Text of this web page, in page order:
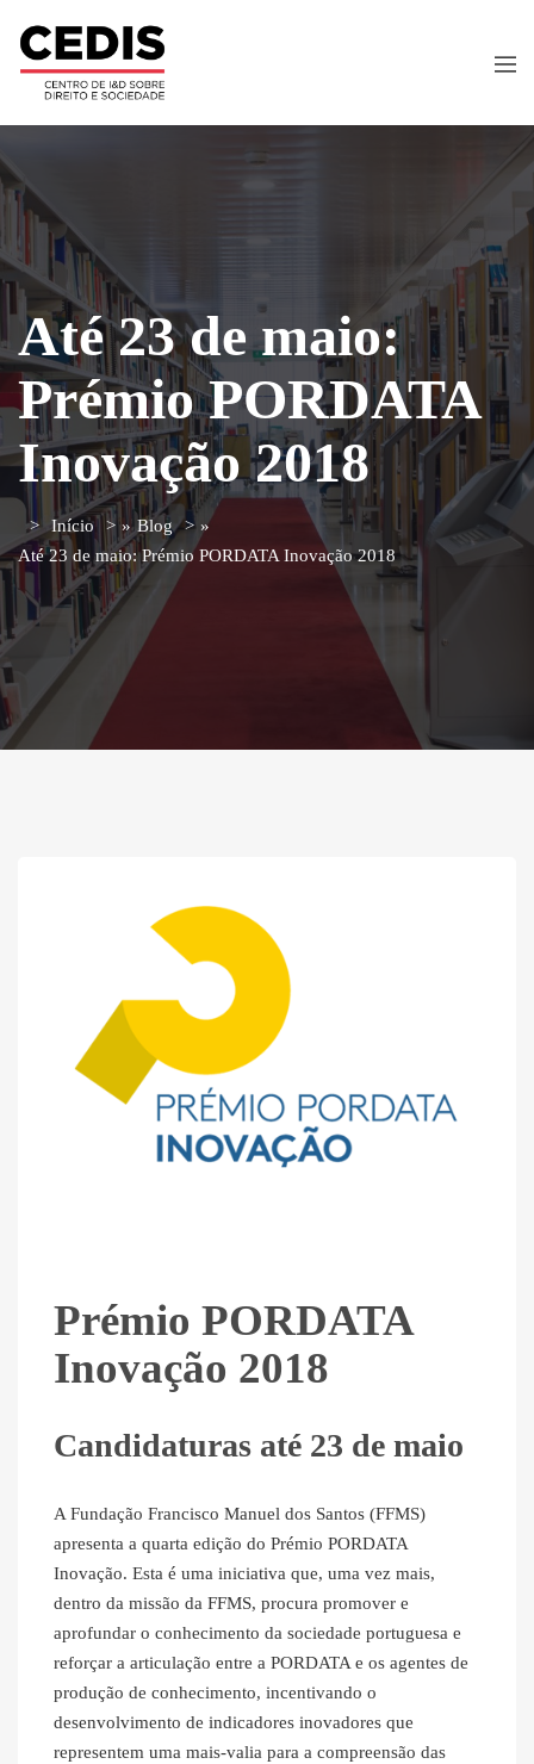
Até 23 de maio:
Prémio PORDATA
Inovação 2018
Início » Blog
»
Até 23 de maio: Prémio PORDATA Inovação 2018
Prémio PORDATA
Inovação 2018
Candidaturas até 23 de maio
A Fundação Francisco Manuel dos Santos (FFMS)
apresenta a quarta edição do Prémio PORDATA
Inovação. Esta é uma iniciativa que, uma vez mais,
dentro da missão da FFMS, procura promover e
aprofundar o conhecimento da sociedade portuguesa e
reforçar a articulação entre a PORDATA e os agentes de
produção de conhecimento, incentivando o
desenvolvimento de indicadores inovadores que
representem uma mais-valia para a compreensão das